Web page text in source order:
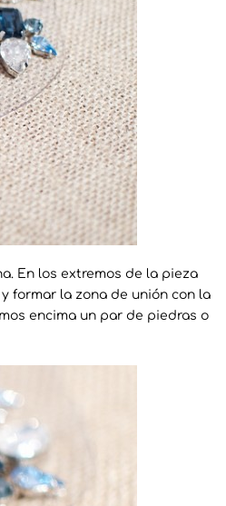
En los extremos de la pieza
formar la zona de unión con la
encima un par de piedras o